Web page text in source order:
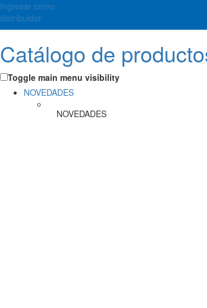
Ingresar como
distribuidor
Catálogo de
Toggle main menu visibility
NOVEDADES
NOVEDADES